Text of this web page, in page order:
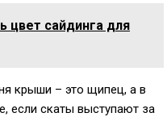
цвет сайдинга для
крыши – это щипец, а в
если скаты выступают за